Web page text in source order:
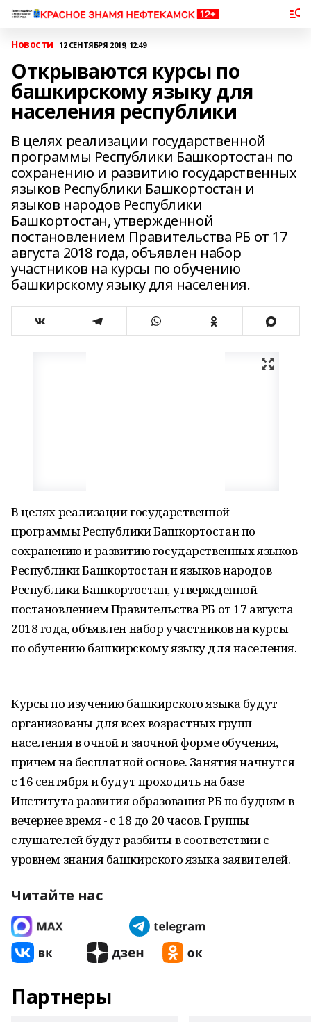
Новости 12 СЕНТЯБРЯ 2019, 12:49
Открываются курсы по
башкирскому языку для
населения республики
В целях реализации государственной
программы Республики Башкортостан по
сохранению и развитию государственных
языков Республики Башкортостан и
языков народов Республики
Башкортостан, утвержденной
постановлением Правительства РБ от 17
августа 2018 года, объявлен набор
участников на курсы по обучению
башкирскому языку для населения.
В целях реализации государственной
программы Республики Башкортостан по
сохранению и развитию государственных языков
Республики Башкортостан и языков народов
Республики Башкортостан, утвержденной
постановлением Правительства РБ от 17 августа
2018 года, объявлен набор участников на курсы
по обучению башкирскому языку для населения.
Курсы по изучению башкирского языка будут
организованы для всех возрастных групп
населения в очной и заочной форме обучения,
причем на бесплатной основе. Занятия начнутся
с 16 сентября и будут проходить на базе
Института развития образования РБ по будням в
вечернее время - с 18 до 20 часов. Группы
слушателей будут разбиты в соответствии с
уровнем знания башкирского языка заявителей.
Читайте нас
Партнеры